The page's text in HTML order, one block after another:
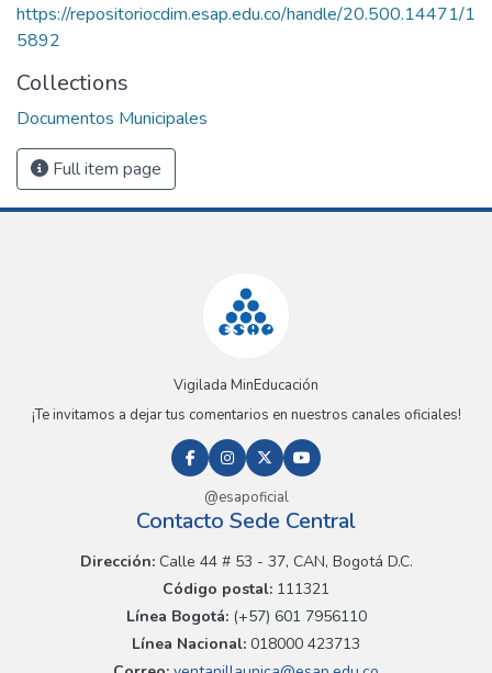
https://repositoriocdim.esap.edu.co/handle/20.500.14471/1
5892
Collections
Documentos Municipales
Full item page
Vigilada MinEducación
¡Te invitamos a dejar tus comentarios en nuestros canales oficiales!
@esapoficial
Contacto Sede Central
Dirección:Calle 44 # 53 - 37, CAN, Bogotá D.C.
Código postal: 111321
Línea Bogotá:(+57) 601 7956110
Línea Nacional: 018000 423713